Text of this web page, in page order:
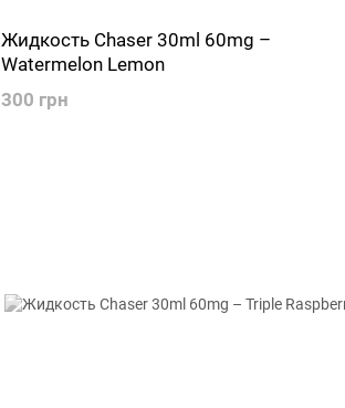
Жидкость Chaser 30ml 60mg –
Watermelon Lemon
300 грн